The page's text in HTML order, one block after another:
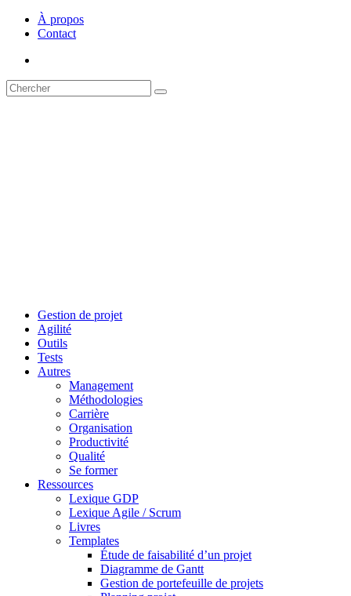
À propos
Contact
Gestion de projet
Agilité
Outils
Tests
Autres
Management
Méthodologies
Carrière
Organisation
Productivité
Qualité
Se former
Ressources
Lexique GDP
Lexique Agile / Scrum
Livres
Templates
Étude de faisabilité d’un projet
Diagramme de Gantt
Gestion de portefeuille de projets